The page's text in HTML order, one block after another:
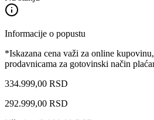
Informacije o popustu
*Iskazana cena važi za online
prodavnicama za gotovinski način
334.999,00 RSD
292.999,00 RSD